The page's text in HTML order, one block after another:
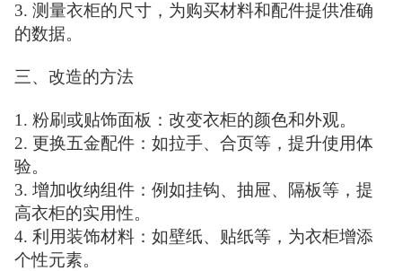
3. 测量衣柜的尺寸，为购买材料和配件提供准确
的数据。
三、改造的方法
1. 粉刷或贴饰面板：改变衣柜的颜色和外观。
2. 更换五金配件：如拉手、合页等，提升使用体
验。
3. 增加收纳组件：例如挂钩、抽屉、隔板等，提
高衣柜的实用性。
4. 利用装饰材料：如壁纸、贴纸等，为衣柜增添
个性元素。